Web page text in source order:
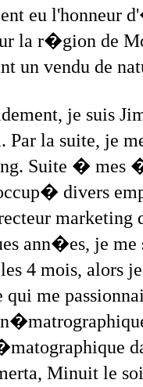
eu l'honneur
la r�gion de
un vendu de
je suis
la suite, je
Suite � mes
divers
marketing
ann�es, je
4 mois, alors
qui me
Minuit le